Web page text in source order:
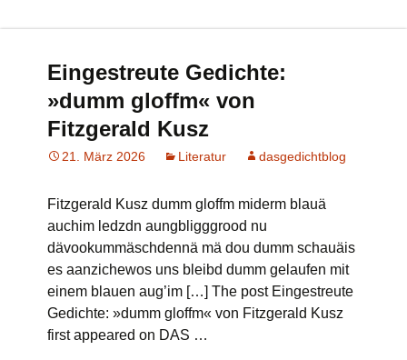
Eingestreute Gedichte:
»dumm gloffm« von
Fitzgerald Kusz
21. März 2026 Literatur dasgedichtblog
Fitzgerald Kusz dumm gloffm miderm blauä
auchim ledzdn aungbligggrood nu
dävookummäschdennä mä dou dumm schauäis
es aanzichewos uns bleibd dumm gelaufen mit
einem blauen aug’im […] The post Eingestreute
Gedichte: »dumm gloffm« von Fitzgerald Kusz
first appeared on DAS …